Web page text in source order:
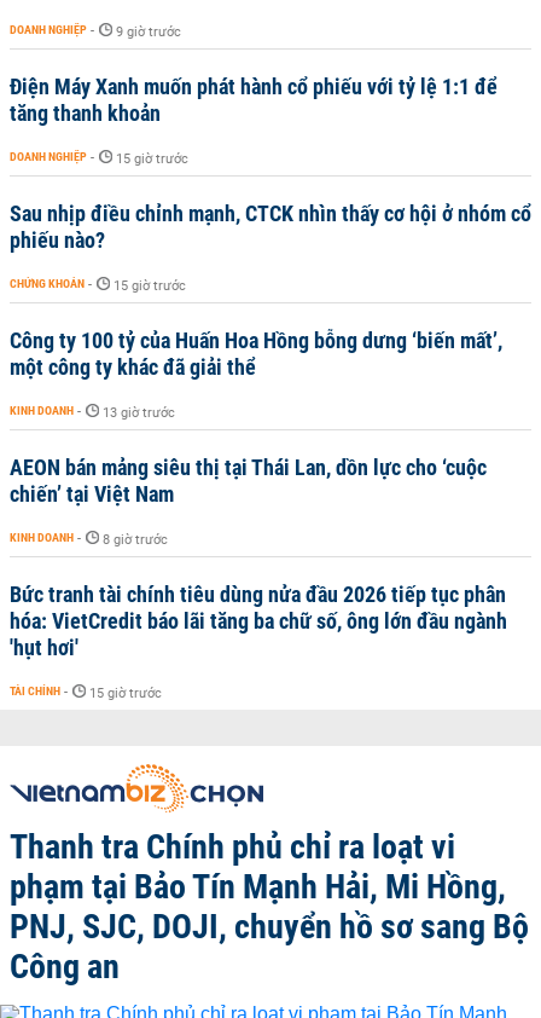
DOANH NGHIỆP - 9 giờ trước
Điện Máy Xanh muốn phát hành cổ phiếu với tỷ lệ 1:1 để
tăng thanh khoản
DOANH NGHIỆP - 15 giờ trước
Sau nhịp điều chỉnh mạnh, CTCK nhìn thấy cơ hội ở nhóm cổ
phiếu nào?
CHỨNG KHOÁN - 15 giờ trước
Công ty 100 tỷ của Huấn Hoa Hồng bỗng dưng ‘biến mất’,
một công ty khác đã giải thể
KINH DOANH - 13 giờ trước
AEON bán mảng siêu thị tại Thái Lan, dồn lực cho ‘cuộc
chiến’ tại Việt Nam
KINH DOANH - 8 giờ trước
Bức tranh tài chính tiêu dùng nửa đầu 2026 tiếp tục phân
hóa: VietCredit báo lãi tăng ba chữ số, ông lớn đầu ngành
'hụt hơi'
TÀI CHÍNH - 15 giờ trước
Thanh tra Chính phủ chỉ ra loạt vi
phạm tại Bảo Tín Mạnh Hải, Mi Hồng,
PNJ, SJC, DOJI, chuyển hồ sơ sang Bộ
Công an